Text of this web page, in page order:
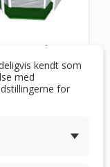
samme form
så der er intet
at maksimere
kendt som
med
for